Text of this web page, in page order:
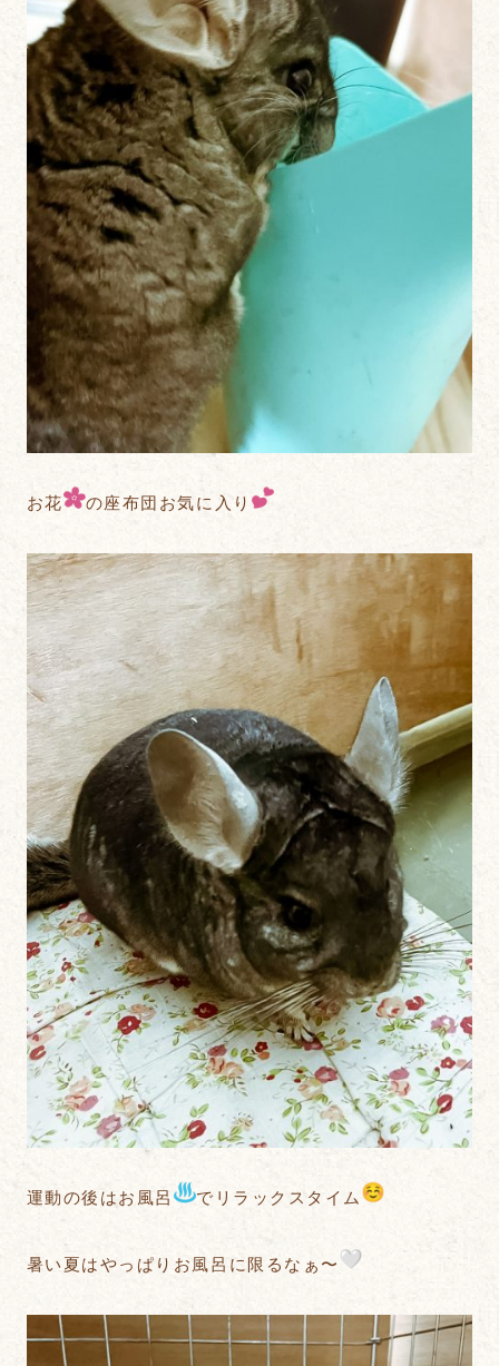
お花 の座布団お気に入り
運動の後はお風呂 でリラックスタイム
暑い夏はやっぱりお風呂に限るなぁ〜